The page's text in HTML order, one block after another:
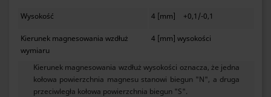
Wysokość 4 [mm] +0,1/-0,1
Kierunek magnesowania wzdłuż
wymiaru
4 [mm] wysokości
Kierunek magnesowania wzdłuż wysokości oznacza, że jedna
kołowa powierzchnia magnesu stanowi biegun "N", a druga
przeciwległa kołowa powierzchnia biegun "S".